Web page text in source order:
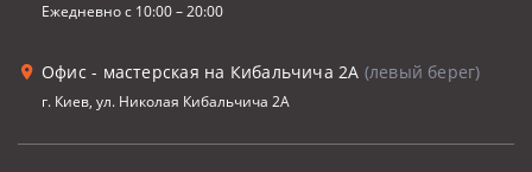
Ежедневно с 10:00 – 20:00
Офис - мастерская на Кибальчича 2А (левый берег)
г. Киев, ул. Николая Кибальчича 2А